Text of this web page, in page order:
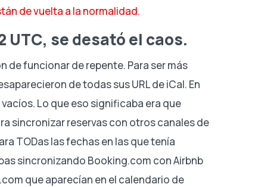
de vuelta a la normalidad.
UTC, se desató el caos.
de funcionar de repente. Para ser más
de todas sus URL de iCal. En
Lo que eso significaba era que
sincronizar reservas con otros canales de
TODas las fechas en las que tenía
sincronizando Booking.com con Airbnb
que aparecían en el calendario de